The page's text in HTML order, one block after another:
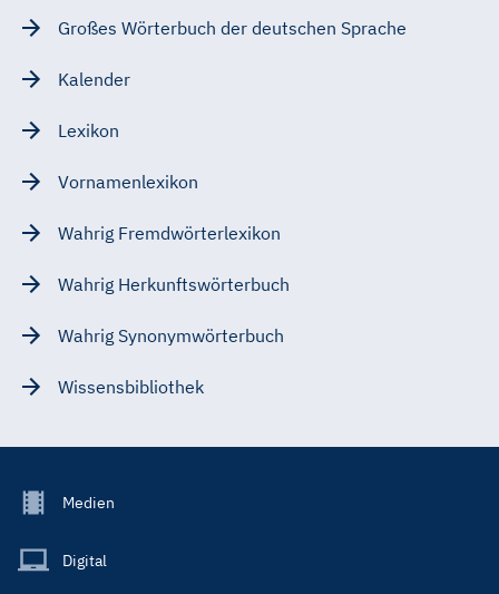
Großes Wörterbuch der deutschen Sprache
Kalender
Lexikon
Vornamenlexikon
Wahrig Fremdwörterlexikon
Wahrig Herkunftswörterbuch
Wahrig Synonymwörterbuch
Wissensbibliothek
Footer
Main
Medien
Digital